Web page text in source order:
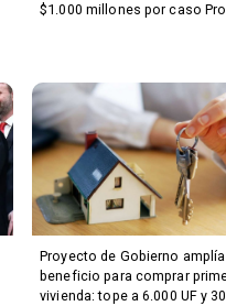
$1.000 millones por caso
Proyecto de Gobierno amplía
beneficio para comprar
vivienda: tope a 6.000 UF y